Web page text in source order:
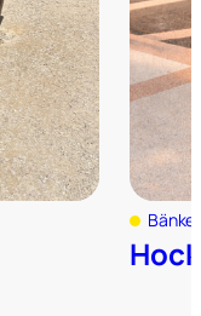
Bänke